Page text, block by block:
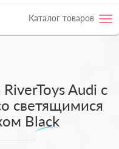
Каталог товаров
Audi с
светящимися
Black